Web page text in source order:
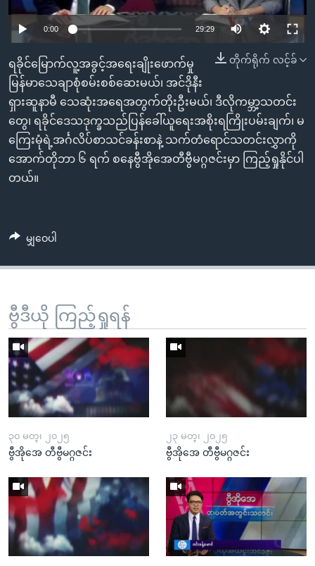
ညွန်း
စာမျက်နှာ
ကျော်
ကြည့်
ရန်
ရှာဖွေ
သုတပဒေသာ အင်္ဂလိပ်စာ
Learning English
ဗွီအိုအေ လူမှုကွန်ယက်များ
ဘာသာစကားများ
0:00 29:29
တိုက်ရိုက် လင့်ခ်
ရခိုင်မြောက်လူ့အခွင့်အရေးချိုးဖောက်မှု
မြန်မာသေချာစုံစမ်းစစ်ဆေးမယ်၊ အင်ဒိုနီး
ရှားဆူနာမီ သေဆုံးအရေအတွက်တိုးဦးမယ်၊ ဒီလိုကမ္ဘာ့သတင်း
တွေ၊ ရခိုင်ဒေသဒုက္ခသည်ပြန်ခေါ်ယူရေးအစိုးရကြိုးပမ်းချက်၊ မ
ကြေးမုံရဲ့အင်္ဂလိပ်စာသင်ခန်းစာနဲ့ သက်တံရောင်သတင်းလွှာကို
အောက်တိုဘာ ၆ ရက် စနေဗွီအိုအေတီဗွီမဂ္ဂဇင်းမှာ ကြည့်ရှုနိုင်ပါ
တယ်။
မျှဝေပါ
ဗွီဒီယို ကြည့်ရှုရန်
၃၀ မတ္၊ ၂၀၂၅
ဗွီအိုအေ တီဗွီမဂ္ဂဇင်း
၂၃ မတ္၊ ၂၀၂၅
ဗွီအိုအေ တီဗွီမဂ္ဂဇင်း